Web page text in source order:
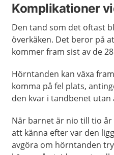
Komplikationer
Den tand som det oftast
överkäken. Det beror på
kommer fram sist av de
Hörntanden kan växa
komma på fel plats,
den kvar i tandbenet
När barnet är nio till tio
att känna efter var den
avgöra om hörntanden